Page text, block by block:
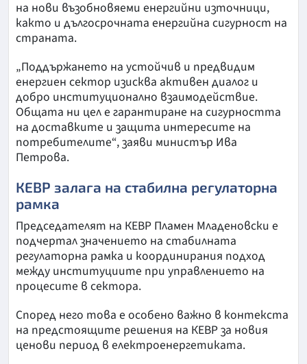
на нови възобновяеми енергийни източници,
както и дългосрочната енергийна сигурност на
страната.
„Поддържането на устойчив и предвидим
енергиен сектор изисква активен диалог и
добро институционално взаимодействие.
Общата ни цел е гарантиране на сигурността
на доставките и защита интересите на
потребителите“, заяви министър Ива
Петрова.
КЕВР залага на стабилна регулаторна
рамка
Председателят на КЕВР Пламен Младеновски е
подчертал значението на стабилната
регулаторна рамка и координирания подход
между институциите при управлението на
процесите в сектора.
Според него това е особено важно в контекста
на предстоящите решения на КЕВР за новия
ценови период в електроенергетиката.